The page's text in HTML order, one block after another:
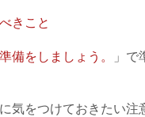
備をしましょう。
」
気をつけておきたい注